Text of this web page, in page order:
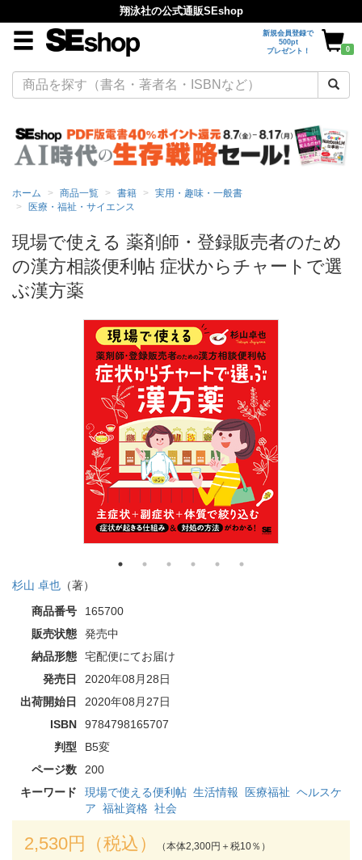
翔泳社の公式通販SEshop
新規会員登録で
500pt
プレゼント！
0
ホーム 商品一覧 書籍
実用・趣味・一般書
医療・福祉・サイエンス
現場で使える 薬剤師・登録販売者のため
の漢方相談便利帖 症状からチャートで選
ぶ漢方薬
杉山 卓也 （著）
商品番号
165700
販売状態
発売中
納品形態
宅配便にてお届け
発売日
2020年08月28日
出荷開始日
2020年08月27日
ISBN
9784798165707
判型
B5変
ページ数
200
キーワード
現場で使える便利帖 生活情報 医療福祉 ヘルスケ
ア 福祉資格 社会
2,530円（税込） （本体2,300円＋税10％）